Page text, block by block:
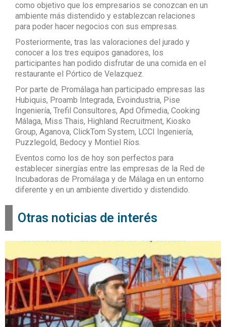
como objetivo que los empresarios se conozcan en un
ambiente más distendido y establezcan relaciones
para poder hacer negocios con sus empresas.
Posteriormente, tras las valoraciones del jurado y
conocer a los tres equipos ganadores, los
participantes han podido disfrutar de una comida en el
restaurante el Pórtico de Velazquez.
Por parte de Promálaga han participado empresas las
Hubiquis, Proamb Integrada, Evoindustria, Pise
Ingeniería, Trefil Consultores, Apd Ofimedia, Cooking
Málaga, Miss Thais, Highland Recruitment, Kiosko
Group, Aganova, ClickTom System, LCCI Ingeniería,
Puzzlegold, Bedocy y Montiel Ríos.
Eventos como los de hoy son perfectos para
establecer sinergías entre las empresas de la Red de
Incubadoras de Promálaga y de Málaga en un entorno
diferente y en un ambiente divertido y distendido.
Otras noticias de interés